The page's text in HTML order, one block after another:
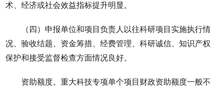
术、经济或社会效益指标提升明显。
（四）申报单位和项目负责人以往科研项目实施执行情
况、验收结题、资金筹措、经费管理、科研诚信、知识产权
保护和接受监督检查方面情况良好。
资助额度。重大科技专项单个项目财政资助额度一般不